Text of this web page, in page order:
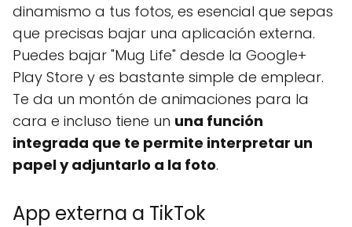
dinamismo a tus fotos, es esencial que sepas
que precisas bajar una aplicación externa.
Puedes bajar "Mug Life" desde la Google+
Play Store y es bastante simple de emplear.
Te da un montón de animaciones para la
cara e incluso tiene un una función
integrada que te permite interpretar un
papel y adjuntarlo a la foto.
App externa a TikTok